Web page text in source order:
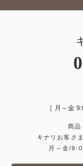
［ 月～金
商品
キナリお客さ
月～金/